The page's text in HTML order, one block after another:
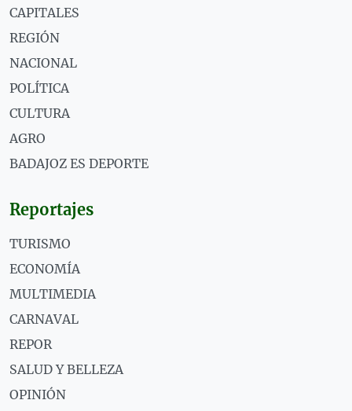
CAPITALES
REGIÓN
NACIONAL
POLÍTICA
CULTURA
AGRO
BADAJOZ ES DEPORTE
Reportajes
TURISMO
ECONOMÍA
MULTIMEDIA
CARNAVAL
REPOR
SALUD Y BELLEZA
OPINIÓN